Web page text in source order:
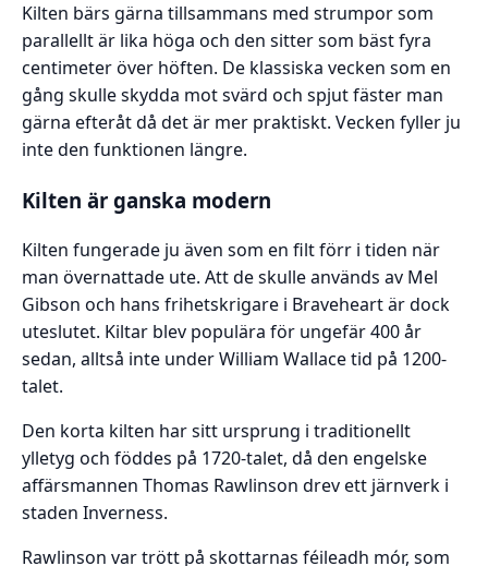
Kilten bärs gärna tillsammans med strumpor som
parallellt är lika höga och den sitter som bäst fyra
centimeter över höften. De klassiska vecken som en
gång skulle skydda mot svärd och spjut fäster man
gärna efteråt då det är mer praktiskt. Vecken fyller ju
inte den funktionen längre.
Kilten är ganska modern
Kilten fungerade ju även som en filt förr i tiden när
man övernattade ute. Att de skulle används av Mel
Gibson och hans frihetskrigare i Braveheart är dock
uteslutet. Kiltar blev populära för ungefär 400 år
sedan, alltså inte under William Wallace tid på 1200-
talet.
Den korta kilten har sitt ursprung i traditionellt
ylletyg och föddes på 1720-talet, då den engelske
affärsmannen Thomas Rawlinson drev ett järnverk i
staden Inverness.
Rawlinson var trött på skottarnas féileadh mór, som